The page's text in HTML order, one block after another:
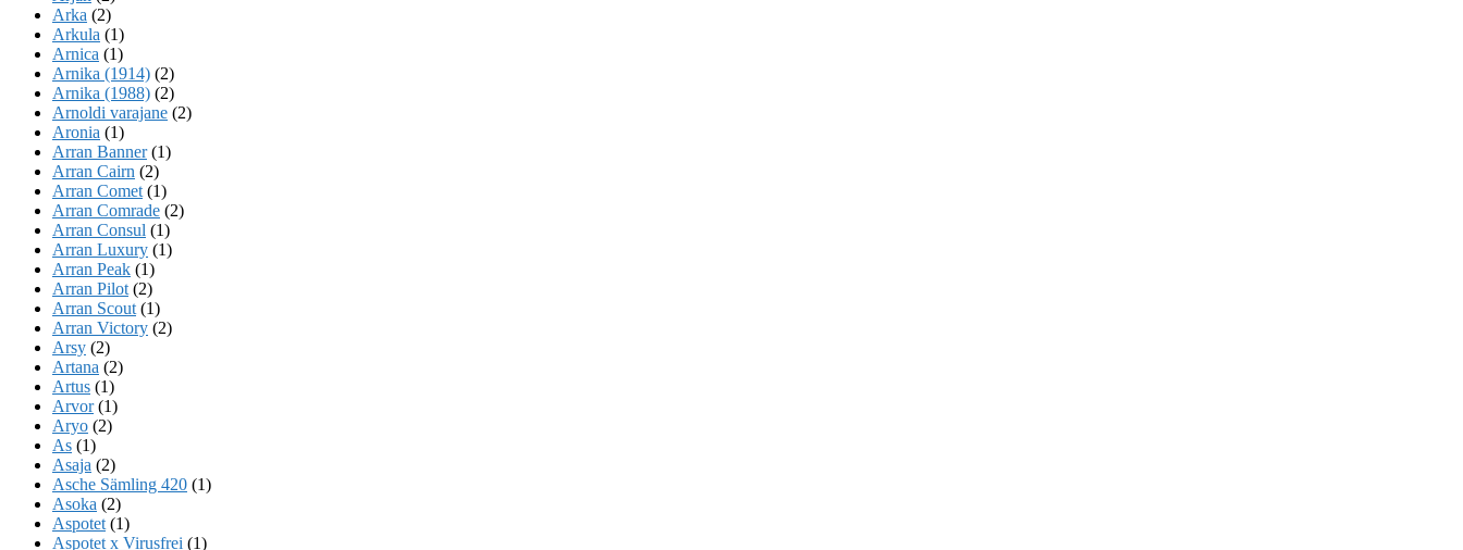
Arka (2)
Arkula (1)
Arnica (1)
Arnika (1914) (2)
Arnika (1988) (2)
Arnoldi varajane (2)
Aronia (1)
Arran Banner(1)
Arran Cairn (2)
Arran Comet (1)
Arran Comrade (2)
Arran Consul (1)
Arran Luxury (1)
Arran Peak (1)
Arran Pilot (2)
Arran Scout (1)
Arran Victory (2)
Arsy (2)
Artana (2)
Artus (1)
Arvor(1)
Aryo (2)
As (1)
Asaja (2)
Asche Sämling 420 (1)
Asoka (2)
Aspotet (1)
Aspotet x Virusfrei (1)